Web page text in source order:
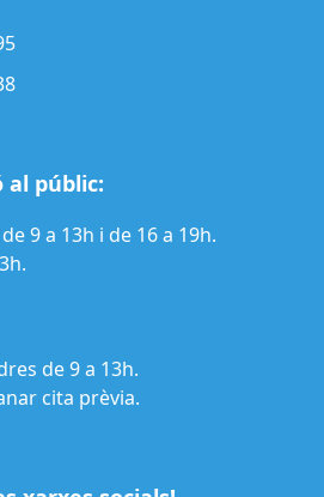
al públic:
9 a 13h i de 16 a 19h.
de 9 a 13h.
cita prèvia.